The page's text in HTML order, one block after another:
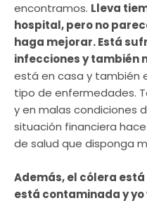
encontramos. Lleva
hospital, pero no
haga mejorar. Está
infecciones y también
está en casa y también
tipo de enfermedades.
y en malas condiciones
situación financiera
de salud que disponga
Además, el cólera
está contaminada y yo